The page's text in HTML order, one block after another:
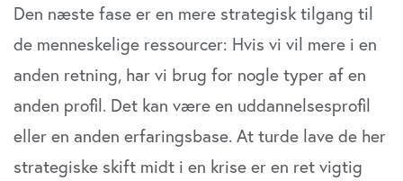
Den næste fase er en mere strategisk tilgang til
de menneskelige ressourcer: Hvis vi vil mere i en
anden retning, har vi brug for nogle typer af en
anden profil. Det kan være en uddannelsesprofil
eller en anden erfaringsbase. At turde lave de her
strategiske skift midt i en krise er en ret vigtig